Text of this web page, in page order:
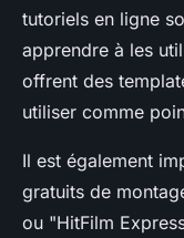
tutoriels en ligne
apprendre à les
offrent des
utiliser comme
Il est également
gratuits de
ou "HitFilm